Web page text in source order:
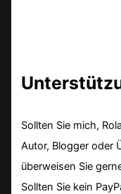
Sollten Sie mich,
Autor, Blogger oder
überweisen Sie
Sollten Sie kein